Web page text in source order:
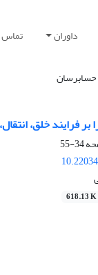
داوران تماس
فرایند خلق،
34-55
618.13 K